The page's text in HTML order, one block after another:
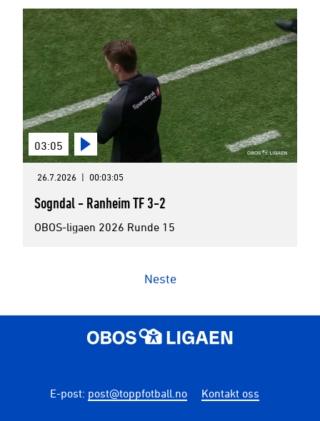
03:05
26.7.2026 | 00:03:05
Sogndal - Ranheim TF 3-2
OBOS-ligaen 2026 Runde 15
Neste
E-post: post@toppfotball.no Kontakt oss